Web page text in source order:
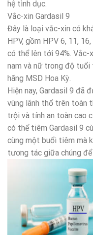
hệ tình dục.
Vắc-xin Gardasil 9
Đây là loại vắc-xin có
HPV, gồm HPV 6, 11,
có thể lên tới 94%. Vắc-
nam và nữ trong độ tuổi
hãng MSD Hoa Kỳ.
Hiện nay, Gardasil 9 đã
vùng lãnh thổ trên toàn
trội và tính an toàn cao
có thể tiêm Gardasil 9
cùng một buổi tiêm mà
tương tác giữa chúng